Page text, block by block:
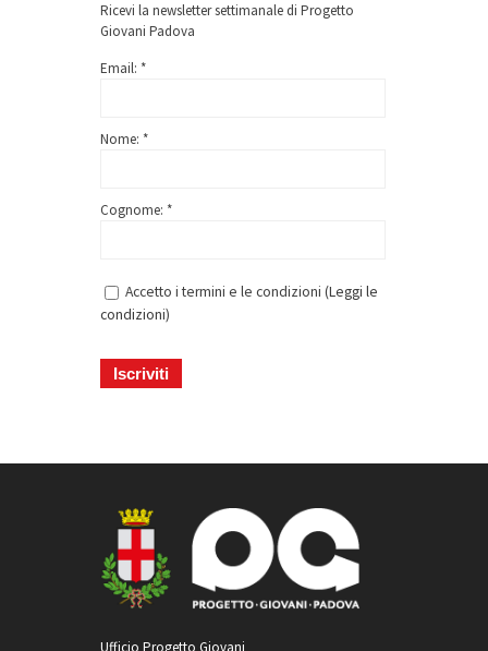
Ricevi la newsletter settimanale di Progetto
Giovani Padova
Email: *
Nome: *
Cognome: *
Accetto i termini e le condizioni (Leggi le
condizioni)
Ufficio Progetto Giovani